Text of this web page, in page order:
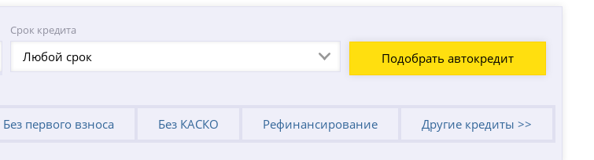
Срок кредита
Любой срок Подобрать автокредит
Без первого взноса Без КАСКО Рефинансирование Другие кредиты >>